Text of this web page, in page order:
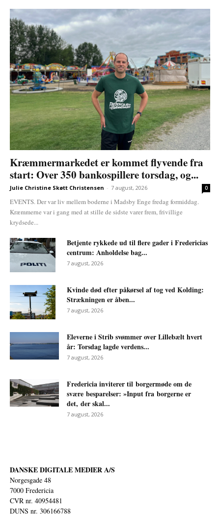
Kræmmermarkedet er kommet flyvende fra
start: Over 350 bankospillere torsdag, og...
Julie Christine Skøtt Christensen - 7 august, 2026 0
EVENTS. Der var liv mellem boderne i Madsby Enge fredag formiddag.
Kræmmerne var i gang med at stille de sidste varer frem, frivillige
krydsede...
Betjente rykkede ud til flere gader i Fredericias
centrum: Anholdelse bag...
7 august, 2026
Kvinde død efter påkørsel af tog ved Kolding:
Strækningen er åben...
7 august, 2026
Eleverne i Strib svømmer over Lillebælt hvert
år: Torsdag lagde verdens...
7 august, 2026
Fredericia inviterer til borgermøde om de
svære besparelser: »Input fra borgerne er
det, der skal...
7 august, 2026
DANSKE DIGITALE MEDIER A/S
Norgesgade 48
7000 Fredericia
CVR nr. 40954481
DUNS nr. 306166788